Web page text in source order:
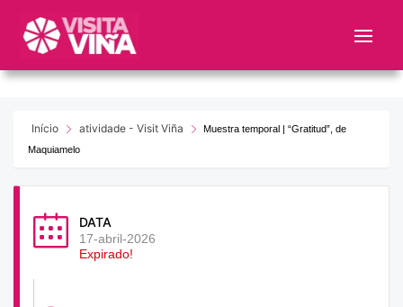
este
web
sistemaInício atividade - Visit Viña
Muestra temporal | “Gratitud”, de
Maquiamelo
DATA
17-abril-2026
Expirado!